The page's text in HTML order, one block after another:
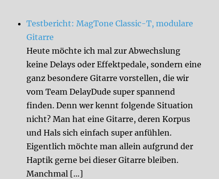
Testbericht: MagTone Classic-T, modulare
Gitarre
Heute möchte ich mal zur Abwechslung
keine Delays oder Effektpedale, sondern eine
ganz besondere Gitarre vorstellen, die wir
vom Team DelayDude super spannend
finden. Denn wer kennt folgende Situation
nicht? Man hat eine Gitarre, deren Korpus
und Hals sich einfach super anfühlen.
Eigentlich möchte man allein aufgrund der
Haptik gerne bei dieser Gitarre bleiben.
Manchmal […]